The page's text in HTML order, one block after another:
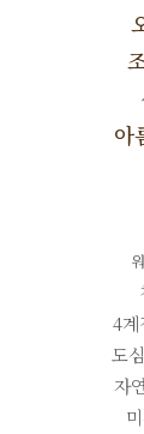
아
4계
도
자